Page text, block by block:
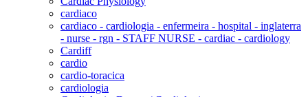
cardiaco
cardiaco - cardiologia - enfermeira - hospital - inglaterra
- nurse - rgn - STAFF NURSE - cardiac - cardiology
Cardiff
cardio
cardio-toracica
cardiologia